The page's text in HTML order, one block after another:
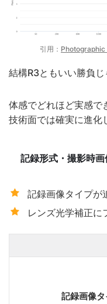
引用： Photographic
結構R3ともいい勝負じ
体感でどれほど実感で
技術面では確実に進化
記録形式・撮影時画
記録画像タイプが
レンズ光学補正に
記録画像